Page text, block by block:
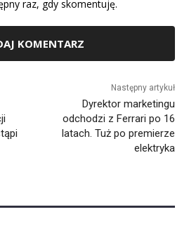
raz, gdy skomentuję.
Następny artykuł
Dyrektor marketingu
odchodzi z Ferrari po 16
latach. Tuż po premierze
elektryka